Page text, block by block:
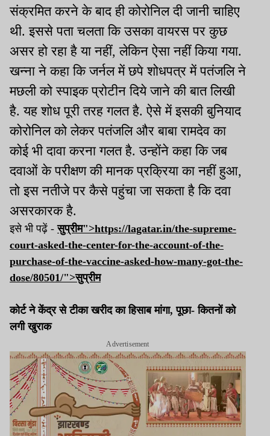
संक्रमित करने के बाद ही कोरोनिल दी जानी चाहिए
थी. इससे पता चलता कि उसका वायरस पर कुछ
असर हो रहा है या नहीं, लेकिन ऐसा नहीं किया गया.
खन्ना ने कहा कि जर्नल में छपे शोधपत्र में पतंजलि ने
मछली को स्पाइक प्रोटीन दिये जाने की बात लिखी
है. यह शोध पूरी तरह गलत है. ऐसे में इसकी बुनियाद
कोरोनिल को लेकर पतंजलि और बाबा रामदेव का
कोई भी दावा करना गलत है. उन्होंने कहा कि जब
दवाओं के परीक्षण की मानक प्रक्रिया का नहीं हुआ,
तो इस नतीजे पर कैसे पहुंचा जा सकता है कि दवा
असरकारक है.
इसे भी पढ़ें -सुप्रीम">https://lagatar.in/the-supreme-
court-asked-the-center-for-the-account-of-the-
purchase-of-the-vaccine-asked-how-many-got-the-
dose/80501/">सुप्रीम
कोर्ट ने केंद्र से टीका खरीद का हिसाब मांगा, पूछा- कितनों को
लगी खुराक
Advertisement